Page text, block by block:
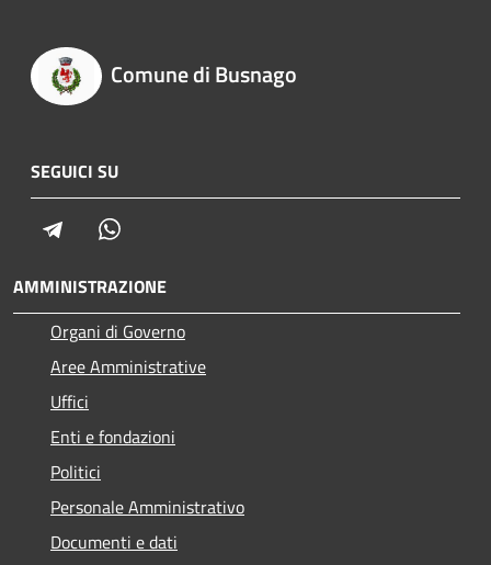
Comune di Busnago
SEGUICI SU
Telegram
AMMINISTRAZIONE
Organi di Governo
Aree Amministrative
Uffici
Enti e fondazioni
Politici
Personale Amministrativo
Documenti e dati